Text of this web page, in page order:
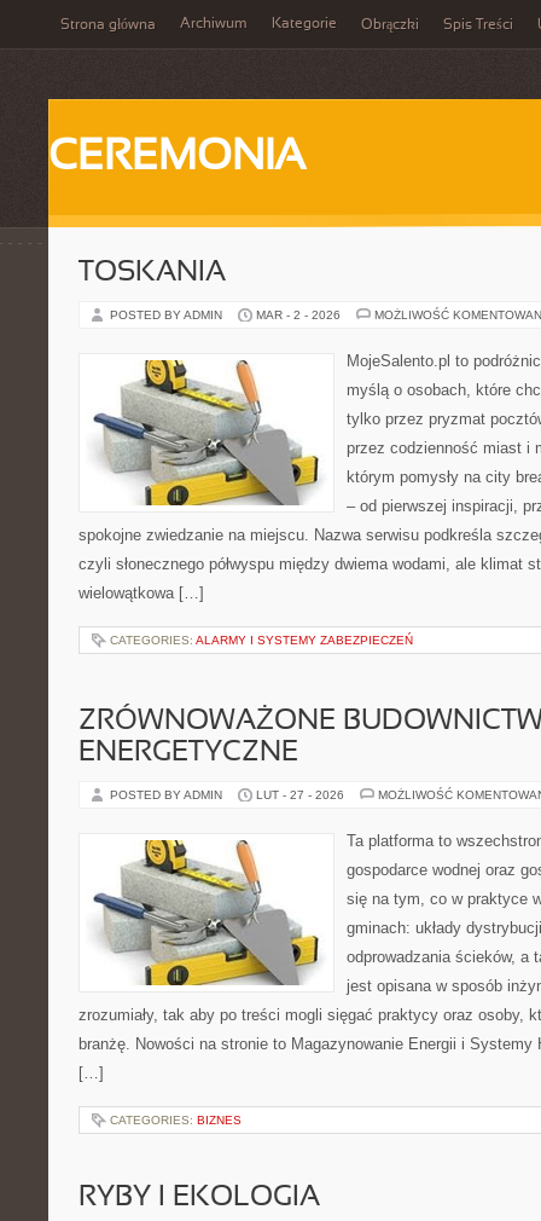
Strona główna Archiwum Kategorie Obrączki Spis Treści
CEREMONIA
TOSKANIA
POSTED BY ADMIN MAR - 2 - 2026 MOŻLIWOŚĆ
MojeSalento.pl to
myślą o osobach, które
tylko przez pryzmat
przez codzienność miast i
którym pomysły na city
– od pierwszej inspiracji,
spokojne zwiedzanie na miejscu. Nazwa serwisu podkreśla
czyli słonecznego półwyspu między dwiema wodami, ale klimat
wielowątkowa […]
CATEGORIES: ALARMY I SYSTEMY ZABEZPIECZEŃ
ZRÓWNOWAŻONE
ENERGETYCZNE
POSTED BY ADMIN LUT - 27 - 2026 MOŻLIWOŚĆ
Ta platforma to
gospodarce wodnej oraz
się na tym, co w praktyce
gminach: układy
odprowadzania ścieków, a
jest opisana w sposób
zrozumiały, tak aby po treści mogli sięgać praktycy oraz osoby,
branżę. Nowości na stronie to Magazynowanie Energii i Systemy
[…]
CATEGORIES: BIZNES
RYBY I EKOLOGIA